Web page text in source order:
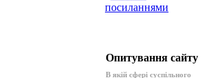
посиланнями
Опитування сайту
В якій сфері суспільного